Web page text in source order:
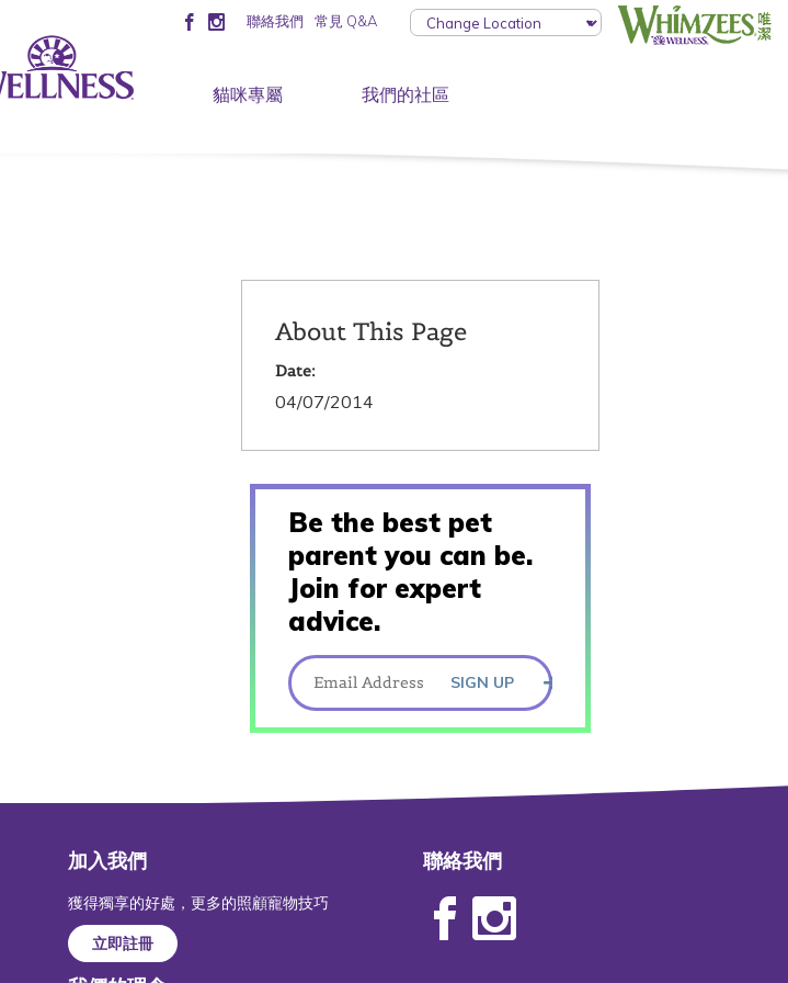
聯絡我們 常見 Q&A
貓咪專屬 我們的社區
About This Page
Date:
04/07/2014
Be the best pet
parent you can be.
Join for expert
advice.
SIGN UP
加入我們
獲得獨享的好處，更多的照顧寵物技巧
立即註冊
聯絡我們